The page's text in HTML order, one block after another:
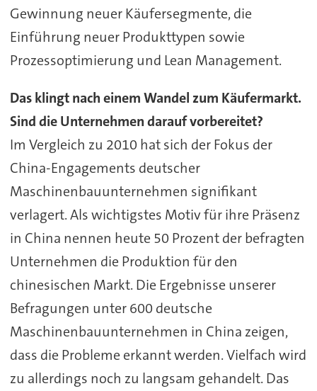
Gewinnung neuer Käufersegmente, die
Einführung neuer Produkttypen sowie
Prozessoptimierung und Lean Management.
Das klingt nach einem Wandel zum Käufermarkt.
Sind die Unternehmen darauf vorbereitet?
Im Vergleich zu 2010 hat sich der Fokus der
China-Engagements deutscher
Maschinenbauunternehmen signifikant
verlagert. Als wichtigstes Motiv für ihre Präsenz
in China nennen heute 50 Prozent der befragten
Unternehmen die Produktion für den
chinesischen Markt. Die Ergebnisse unserer
Befragungen unter 600 deutsche
Maschinenbauunternehmen in China zeigen,
dass die Probleme erkannt werden. Vielfach wird
zu allerdings noch zu langsam gehandelt. Das